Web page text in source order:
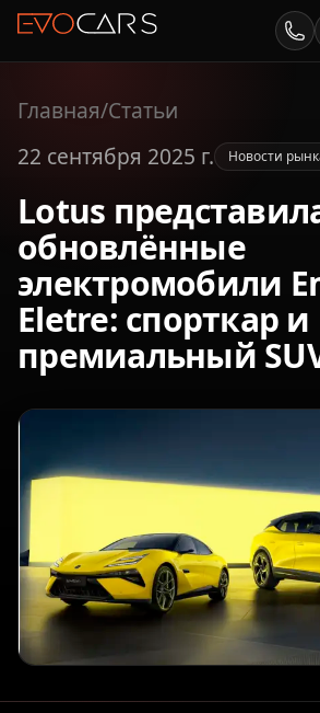
Главная/Статьи
22 сентября 2025 г.
Новости
Lotus
обновлённые
электромобили
Eletre: спорткар и
премиальный